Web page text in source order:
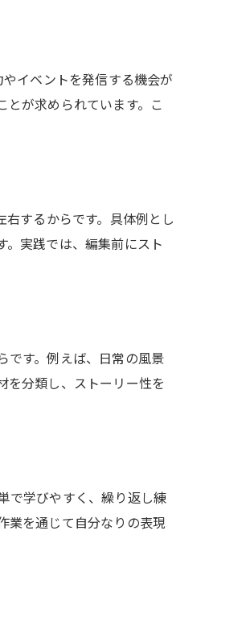
イベントを発信する機会が
が求められています。こ
するからです。具体例とし
実践では、編集前にスト
です。例えば、日常の風景
を分類し、ストーリー性を
で学びやすく、繰り返し練
業を通じて自分なりの表現